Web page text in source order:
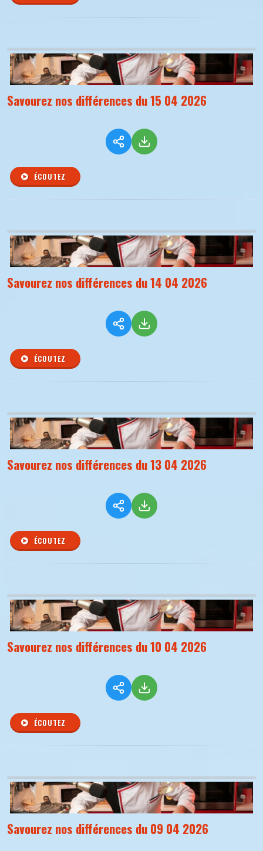
Savourez nos différences du 15 04 2026
ÉCOUTEZ
Savourez nos différences du 14 04 2026
ÉCOUTEZ
Savourez nos différences du 13 04 2026
ÉCOUTEZ
Savourez nos différences du 10 04 2026
ÉCOUTEZ
Savourez nos différences du 09 04 2026